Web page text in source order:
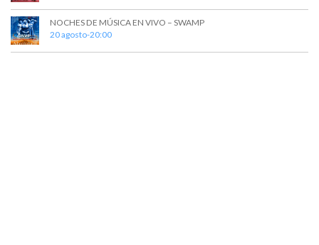
NOCHES DE MÚSICA EN VIVO – SWAMP
20 agosto-20:00